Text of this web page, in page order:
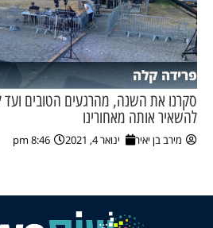
פרידה קלה
סקרנו את השנה, מהרגעים הטובים ועד
להשאיר אותה מאחורינו
מירב בן יאיר ינואר 4, 2021 8:46 pm